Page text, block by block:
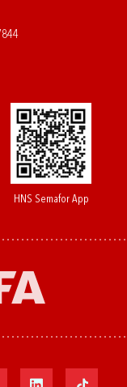
HNS Semafor App